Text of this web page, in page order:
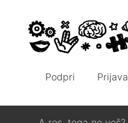
Podpri Prijava